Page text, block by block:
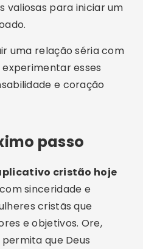
valiosas para iniciar um
uma relação séria com
esses
e coração
passo
cristão hoje
sinceridade e
cristãs que
e objetivos. Ore,
que Deus